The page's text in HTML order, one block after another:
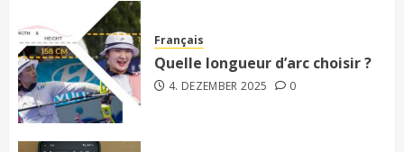
Français
Quelle longueur d’arc choisir ?
4. DEZEMBER 2025 0